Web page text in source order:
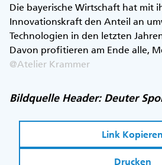
Die bayerische Wirtschaft hat mit
Innovationskraft den Anteil an
Technologien in den letzten
Davon profitieren am Ende alle,
@Atelier Krammer
Bildquelle Header: Deuter
Link Kopieren
Drucken